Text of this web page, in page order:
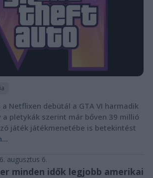
Netflixen debütál a GTA VI harmadik
a pletykák szerint már bőven 39 millió
játék játékmenetébe is betekintést
augusztus 6.
minden idők legjobb amerikai